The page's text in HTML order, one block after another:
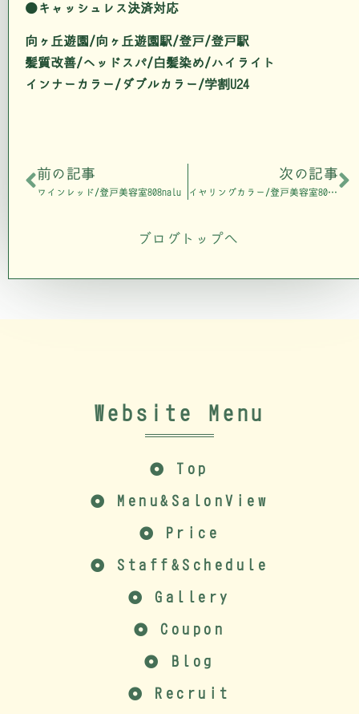
●キャッシュレス決済対応
向ヶ丘遊園/向ヶ丘遊園駅/登戸/登戸駅
髪質改善/ヘッドスパ/白髪染め/ハイライト
インナーカラー/ダブルカラー/学割U24
前の記事
ワインレッド/登戸美容室808nalu
次の記事
イヤリングカラー/登戸美容室808nalu
ブログトップへ
Website Menu
Top
Menu&SalonView
Price
Staff&Schedule
Gallery
Coupon
Blog
Recruit